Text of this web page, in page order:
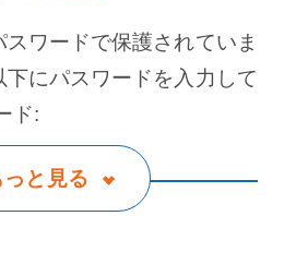
ワードで保護されていま
にパスワードを入力して
ド:
っと見る